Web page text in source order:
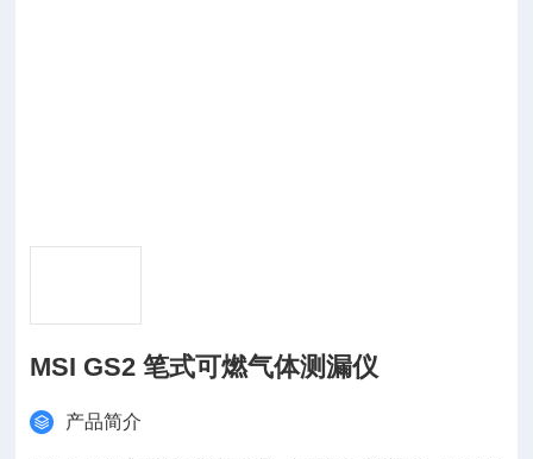
MSI GS2 笔式可燃气体测漏仪
产品简介